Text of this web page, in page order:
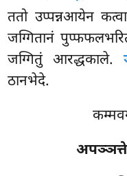
ततो उप्पन्नआयेन
जग्गितानं
जग्गितुं आरद्धकाले.
ठानभेदे.